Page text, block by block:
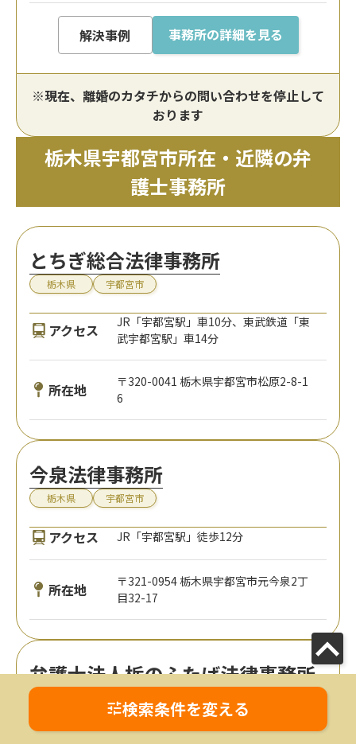
解決事例 事務所の詳細を見る
※現在、離婚のカタチからの問い合わせを停止して
おります
栃木県宇都宮市所在・近隣の弁
護士事務所
とちぎ総合法律事務所
栃木県 宇都宮市
アクセス
JR「宇都宮駅」車10分、東武鉄道「東
武宇都宮駅」車14分
所在地
〒320-0041 栃木県宇都宮市松原2-8-1
6
今泉法律事務所
栃木県 宇都宮市
アクセス JR「宇都宮駅」徒歩12分
所在地
〒321-0954 栃木県宇都宮市元今泉2丁
目32-17
弁護士法人栃のふたば法律事務所
アクセス JR「南宇都宮駅」から徒歩12分
検索条件を変える